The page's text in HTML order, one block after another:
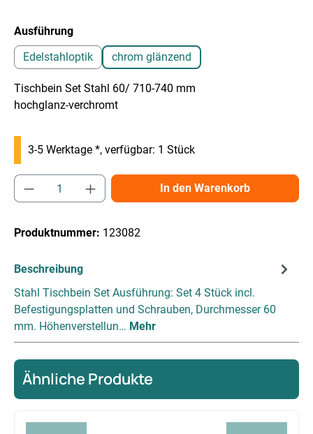
Ausführungauswählen
Edelstahloptik
chrom glänzend
Tischbein Set Stahl 60/ 710-740 mm
hochglanz-verchromt
3-5 Werktage *, verfügbar: 1 Stück
Produkt Anzahl: Gib den gewünschten
In den Warenkorb
Produktnummer: 123082
Beschreibung
Stahl Tischbein Set Ausführung: Set 4 Stück incl.
Befestigungsplatten und Schrauben, Durchmesser 60
mm. Höhenverstellun… Mehr
Ähnliche Produkte